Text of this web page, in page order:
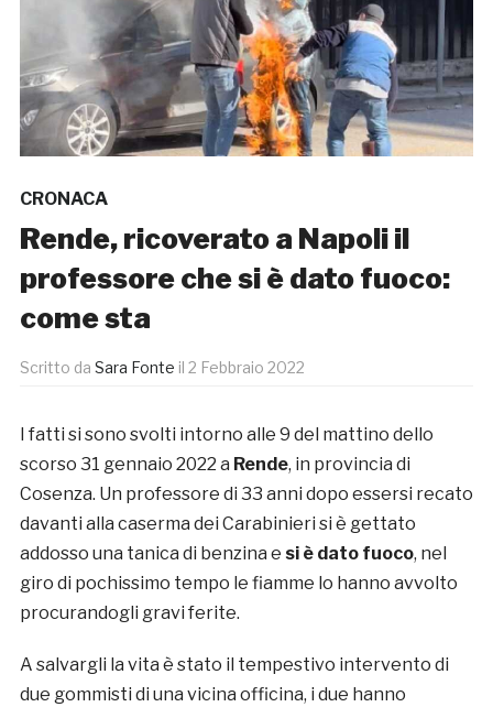
CRONACA
Rende, ricoverato a Napoli il
professore che si è dato fuoco:
come sta
Scritto da Sara Fonte il 2 Febbraio 2022
I fatti si sono svolti intorno alle 9 del mattino dello
scorso 31 gennaio 2022 a Rende, in provincia di
Cosenza. Un professore di 33 anni dopo essersi recato
davanti alla caserma dei Carabinieri si è gettato
addosso una tanica di benzina e si è dato fuoco, nel
giro di pochissimo tempo le fiamme lo hanno avvolto
procurandogli gravi ferite.
A salvargli la vita è stato il tempestivo intervento di
due gommisti di una vicina officina, i due hanno